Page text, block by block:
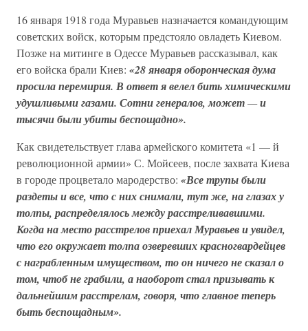
16 января 1918 года Муравьев назначается командующим
советских войск, которым предстояло овладеть Киевом.
Позже на митинге в Одессе Муравьев рассказывал, как
его войска брали Киев: «28 января оборонческая дума
просила перемирия. В ответ я велел бить химическими
удушливыми газами. Сотни генералов, может—и
тысячи были убиты беспощадно».
Как свидетельствует глава армейского комитета «1 — й
революционной армии» С. Мойсеев, после захвата Киева
в городе процветало мародерство: «Все трупы были
раздеты и все, что с них снимали, тут же, на глазах у
толпы, распределялось между расстреливавшими.
Когда на место расстрелов приехал Муравьев и увидел,
что его окружает толпа озверевших красногвардейцев
с награбленным имуществом, то он ничего не сказал о
том, чтоб не грабили, а наоборот стал призывать к
дальнейшим расстрелам, говоря, что главное теперь
быть беспощадным».